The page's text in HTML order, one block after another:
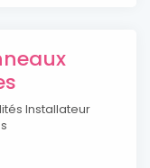
Installateur